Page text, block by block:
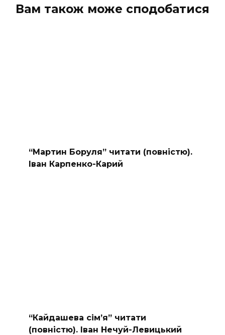
Вам також може сподобатися
“Мартин Боруля” читати (повністю).
Іван Карпенко-Карий
“Кайдашева сiм’я” читати
(повністю). Іван Нечуй-Левицький